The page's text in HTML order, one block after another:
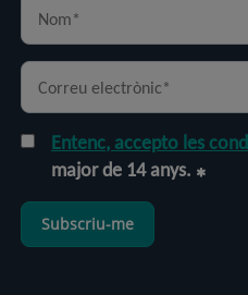
Entenc, accepto les
major de 14 anys.
Subscriu-me